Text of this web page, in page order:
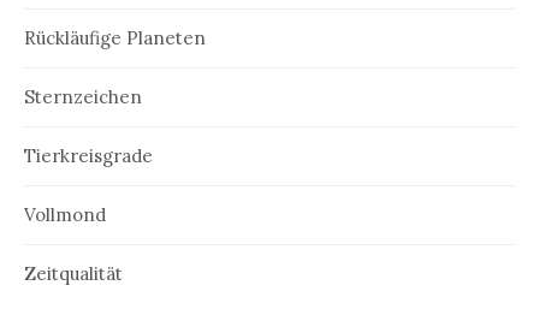
Rückläufige Planeten
Sternzeichen
Tierkreisgrade
Vollmond
Zeitqualität